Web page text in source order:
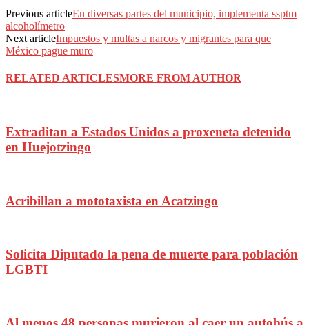
Previous articleEn diversas partes del municipio, implementa ssptm
alcoholímetro
Next articleImpuestos y multas a narcos y migrantes para que
México pague muro
RELATED ARTICLESMORE FROM AUTHOR
Extraditan a Estados Unidos a proxeneta detenido
en Huejotzingo
Acribillan a mototaxista en Acatzingo
Solicita Diputado la pena de muerte para población
LGBTI